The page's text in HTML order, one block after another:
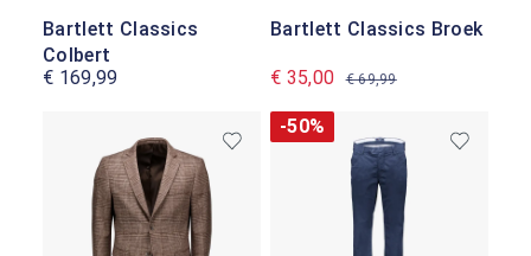
Bartlett Classics
Colbert
€ 169,99
Bartlett Classics Broek
€ 35,00 € 69,99
-50%